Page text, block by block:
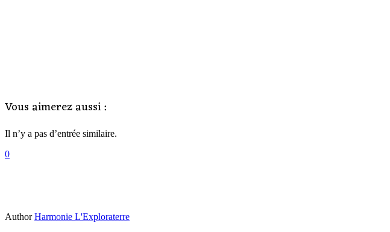
Vous aimerez aussi :
Il n’y a pas d’entrée similaire.
0
Author Harmonie L'Exploraterre